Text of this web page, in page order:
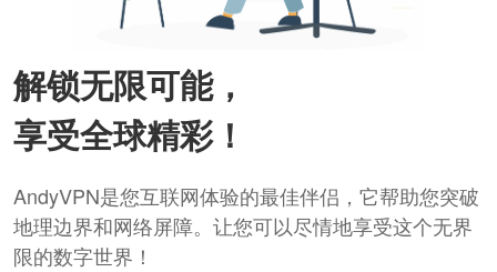
解锁无限可能，
享受全球精彩！
AndyVPN是您互联网体验的最佳伴侣，它帮助您突破
地理边界和网络屏障。让您可以尽情地享受这个无界
限的数字世界！